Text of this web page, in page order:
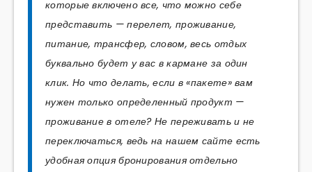
которые включено все, что можно себе
представить — перелет, проживание,
питание, трансфер, словом, весь отдых
буквально будет у вас в кармане за один
клик. Но что делать, если в «пакете» вам
нужен только определенный продукт —
проживание в отеле? Не переживать и не
переключаться, ведь на нашем сайте есть
удобная опция бронирования отдельно